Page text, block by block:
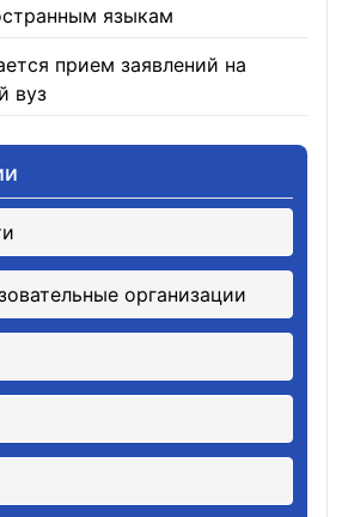
языкам
прием заявлений на
вуз
организации